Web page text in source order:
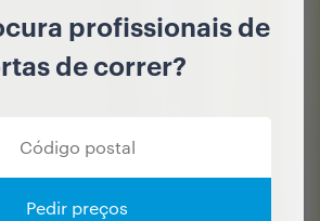
profissionais de
de correr?
Pedir preços